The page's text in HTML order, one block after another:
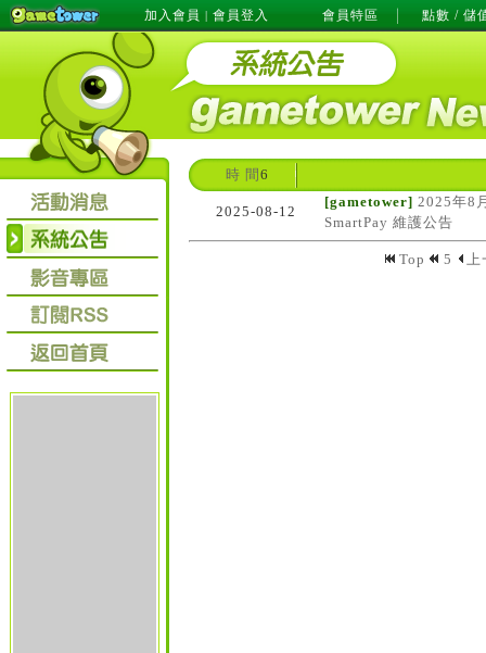
加入會員 | 會員登入 會員特區 點數 / 儲
時 間 6
2025-08-12
[gametower] 2025年8
SmartPay 維護公告
Top 5 上